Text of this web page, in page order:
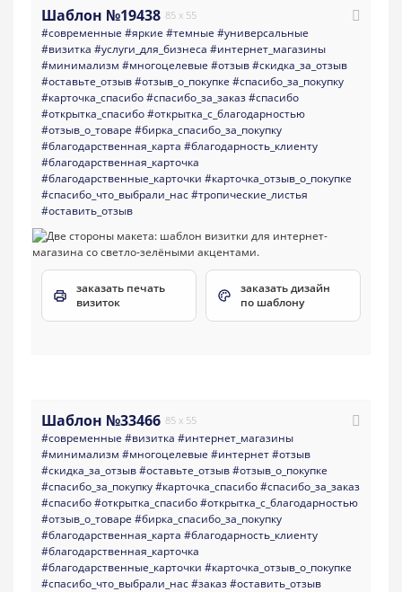
Шаблон №19438 85 x 55
#современные #яркие #темные #универсальные
#визитка #услуги_для_бизнеса #интернет_магазины
#минимализм #многоцелевые #отзыв#скидка_за_отзыв
#оставьте_отзыв#отзыв_о_покупке #спасибо_за_покупку
#карточка_спасибо#спасибо_за_заказ#спасибо
#открытка_спасибо#открытка_с_благодарностью
#отзыв_о_товаре #бирка_спасибо_за_покупку
#благодарственная_карта #благодарность_клиенту
#благодарственная_карточка
#благодарственные_карточки #карточка_отзыв_о_покупке
#спасибо_что_выбрали_нас#тропические_листья
#оставить_отзыв
заказать печать
визиток
заказать дизайн
по шаблону
Шаблон №33466 85 x 55
#современные #визитка #интернет_магазины
#минимализм #многоцелевые #интернет#отзыв
#скидка_за_отзыв#оставьте_отзыв#отзыв_о_покупке
#спасибо_за_покупку#карточка_спасибо#спасибо_за_заказ
#спасибо#открытка_спасибо#открытка_с_благодарностью
#отзыв_о_товаре #бирка_спасибо_за_покупку
#благодарственная_карта #благодарность_клиенту
#благодарственная_карточка
#благодарственные_карточки #карточка_отзыв_о_покупке
#спасибо_что_выбрали_нас#заказ#оставить_отзыв